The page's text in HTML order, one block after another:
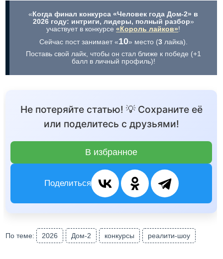
«Когда финал конкурса «Человек года Дом-2» в
2026 году: интриги, лидеры, полный разбор»
участвует в конкурсе«Король лайков»!
Сейчас пост занимает «10» место (3лайка).
Поставь свой лайк, чтобы он стал ближе к победе (+1
балл в личный профиль)!
Не потеряйте статью! 💡 Сохраните её
или поделитесь с друзьями!
В избранное
Поделиться
По теме: 2026 Дом-2 конкурсы реалити-шоу